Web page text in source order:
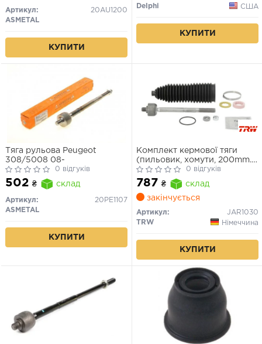
Артикул:
20AU1200
ASMETAL
КУПИТИ
Delphi
США
КУПИТИ
Тяга рульова Peugeot
308/5008 08-
0 відгуків
502 ₴ склад
Артикул:
20PE1107
ASMETAL
КУПИТИ
Комплект кермової тяги
(пильовик, хомути, 200mm.)
Renault Megane III, Scenic III,
Fluence 1.2-2.0 08-
0 відгуків
787 ₴
склад
закінчується
Артикул:
JAR1030
TRW
Німеччина
КУПИТИ